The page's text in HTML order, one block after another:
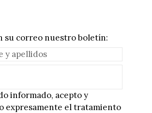
su correo nuestro boletín:
informado, acepto y
expresamente el tratamiento